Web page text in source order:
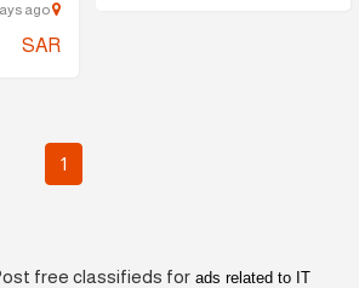
,Sell & Post free classifieds forads